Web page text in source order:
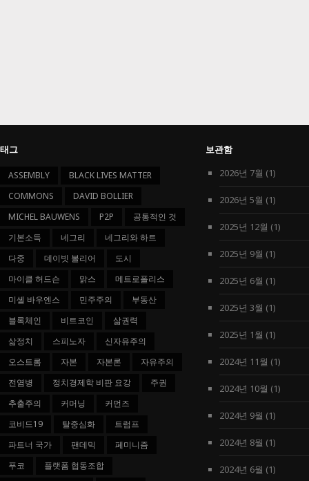
태그
ASSEMBLY
BLACK LIVES MATTER
COMMONS
DAVID BOLLIER
MICHEL BAUWENS
P2P
공통적인 것
기본소득
네그리
네그리와 하트
다중
데이빗 볼리어
도시
마이클 허드슨
맑스
메트로폴리스
미셸 바우엔스
민주주의
부동산
블록체인
비트코인
삶권력
삶정치
스피노자
신자유주의
오스트롬
자본 자본론
자유주의
전염병
정치경제학 비판 요강
주권
추출주의
커머닝
커먼즈
코비드19
탈중심화
트럼프
파트너 국가
팬데믹
페미니즘
푸코
플랫폼 협동조합
보관함
2026년 7월 (1)
2026년 5월 (1)
2025년 12월 (1)
2025년 9월 (1)
2025년 6월 (1)
2025년 3월 (1)
2025년 1월 (1)
2024년 11월 (1)
2024년 10월 (1)
2024년 9월 (1)
2024년 8월 (1)
2024년 6월 (1)